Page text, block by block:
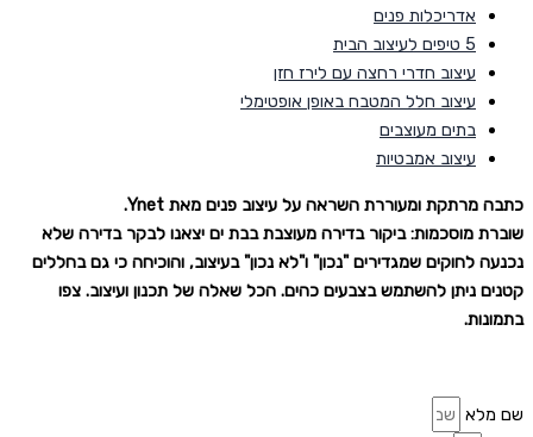
אדריכלות פנים
5 טיפים לעיצוב הבית
עיצוב חדרי רחצה עם לירז חזן
עיצוב חלל המטבח באופן אופטימלי
בתים מעוצבים
עיצוב אמבטיות
כתבה מרתקת ומעוררת השראה על עיצוב פנים מאת Ynet.
שוברת מוסכמות: ביקור בדירה מעוצבת בבת ים יצאנו לבקר בדירה שלא
נכנעה לחוקים שמגדירים "נכון" ו"לא נכון" בעיצוב, והוכיחה כי גם בחללים
קטנים ניתן להשתמש בצבעים כהים. הכל שאלה של תכנון ועיצוב. צפו
בתמונות.
שם מלא